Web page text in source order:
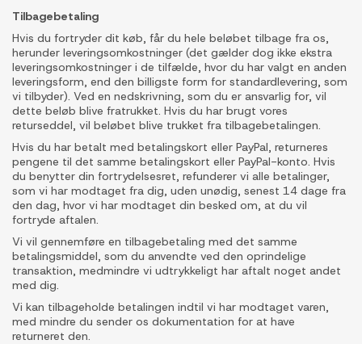
Tilbagebetaling
Hvis du fortryder dit køb, får du hele beløbet tilbage fra os,
herunder leveringsomkostninger (det gælder dog ikke ekstra
leveringsomkostninger i de tilfælde, hvor du har valgt en anden
leveringsform, end den billigste form for standardlevering, som
vi tilbyder). Ved en nedskrivning, som du er ansvarlig for, vil
dette beløb blive fratrukket. Hvis du har brugt vores
returseddel, vil beløbet blive trukket fra tilbagebetalingen.
Hvis du har betalt med betalingskort eller PayPal, returneres
pengene til det samme betalingskort eller PayPal-konto. Hvis
du benytter din fortrydelsesret, refunderer vi alle betalinger,
som vi har modtaget fra dig, uden unødig, senest 14 dage fra
den dag, hvor vi har modtaget din besked om, at du vil
fortryde aftalen.
Vi vil gennemføre en tilbagebetaling med det samme
betalingsmiddel, som du anvendte ved den oprindelige
transaktion, medmindre vi udtrykkeligt har aftalt noget andet
med dig.
Vi kan tilbageholde betalingen indtil vi har modtaget varen,
med mindre du sender os dokumentation for at have
returneret den.